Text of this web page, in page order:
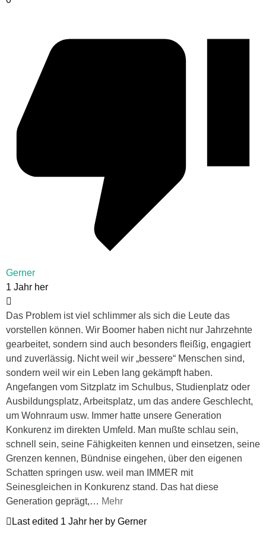
Gerner
1 Jahr her
Das Problem ist viel schlimmer als sich die Leute das
vorstellen können. Wir Boomer haben nicht nur Jahrzehnte
gearbeitet, sondern sind auch besonders fleißig, engagiert
und zuverlässig. Nicht weil wir „bessere“ Menschen sind,
sondern weil wir ein Leben lang gekämpft haben.
Angefangen vom Sitzplatz im Schulbus, Studienplatz oder
Ausbildungsplatz, Arbeitsplatz, um das andere Geschlecht,
um Wohnraum usw. Immer hatte unsere Generation
Konkurenz im direkten Umfeld. Man mußte schlau sein,
schnell sein, seine Fähigkeiten kennen und einsetzen, seine
Grenzen kennen, Bündnise eingehen, über den eigenen
Schatten springen usw. weil man IMMER mit
Seinesgleichen in Konkurenz stand. Das hat diese
Generation geprägt,… Mehr
Last edited 1 Jahr her by Gerner